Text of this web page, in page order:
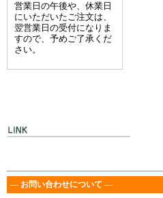
営業日の午後や、休業日
にいただいたご注文は、
翌営業日の受付になりま
すので、予めご了承くだ
さい。
― お問い合わせについて ―